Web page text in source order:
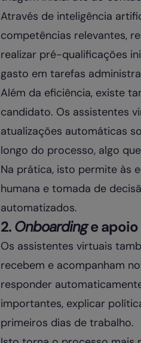
Através de inteligência
competências relevantes,
realizar pré-qualificações
gasto em tarefas
Além da eficiência, existe
candidato. Os assistentes
atualizações automáticas
longo do processo, algo
Na prática, isto permite às
humana e tomada de
automatizados.
2.Onboardinge apoio
Os assistentes virtuais
recebem e acompanham
responder
importantes, explicar
primeiros dias de trabalho.